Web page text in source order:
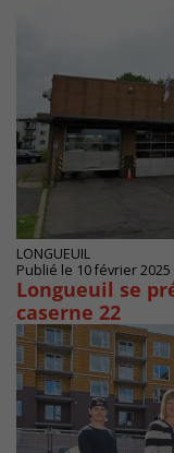
LONGUEUIL
Publié le 10 février 2025
Longueuil se
caserne 22